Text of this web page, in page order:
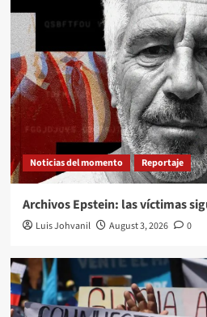
Noticias del momento Reportaje
Archivos Epstein: las víctimas
Luis Johvanil August 3, 2026 0